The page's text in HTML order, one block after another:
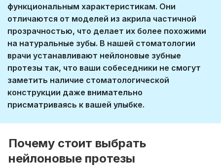
функциональным характеристикам. Они
отличаются от моделей из акрила частичной
прозрачностью, что делает их более похожими
на натуральные зубы. В нашей стоматологии
врачи устанавливают нейлоновые зубные
протезы так, что ваши собеседники не смогут
заметить наличие стоматологической
конструкции даже внимательно
присматриваясь к вашей улыбке.
Почему стоит выбрать
нейлоновые протезы